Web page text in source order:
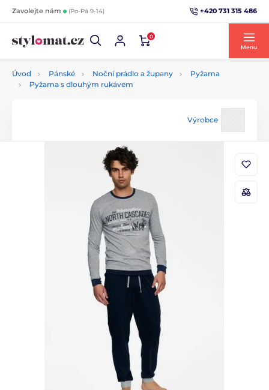
Zavolejte nám (Po-Pá 9-14) +420 731 315 486
0
Menu
Úvod Pánské Noční prádlo a župany
Pyžama
Pyžama s dlouhým rukávem
Výrobce